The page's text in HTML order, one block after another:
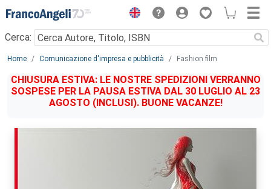
Menu
Cerca:
Main content
Home Comunicazione d'impresa e pubblicità Fashion film
CHIUSURA ESTIVA: LE NOSTRE SPEDIZIONI VERRANNO
SOSPESE PER LA PAUSA ESTIVA DAL 30 LUGLIO AL 23
AGOSTO (INCLUSI). BUONE VACANZE!